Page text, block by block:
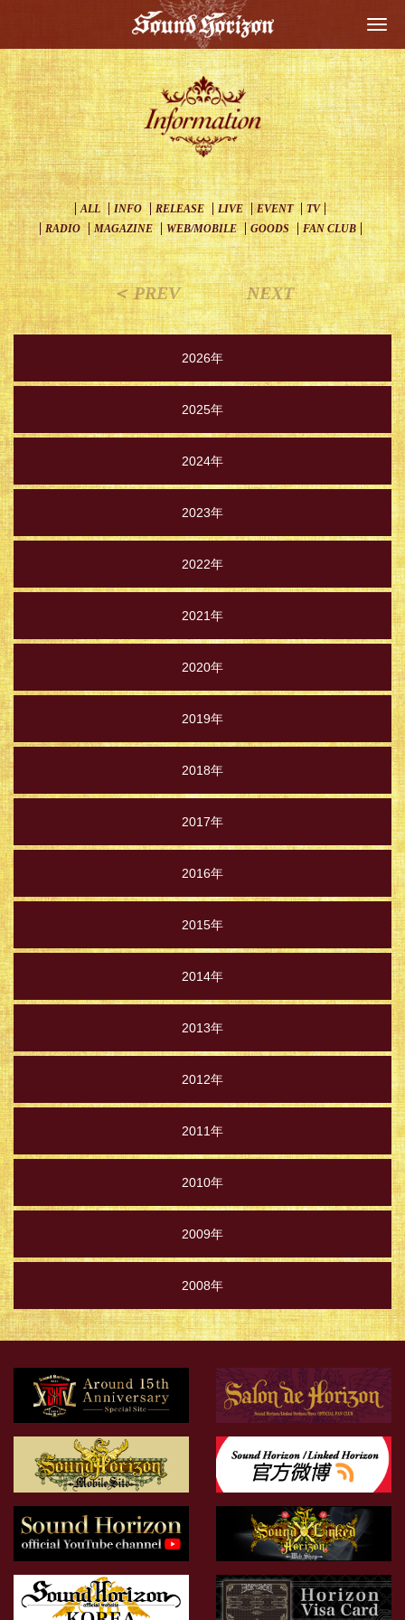
ALL INFO RELEASE LIVE EVENT
TV
RADIO
MAGAZINE WEB/MOBILE GOODS FAN CLUB
＜ PREV NEXT
2026年
2025年
2024年
2023年
2022年
2021年
2020年
2019年
2018年
2017年
2016年
2015年
2014年
2013年
2012年
2011年
2010年
2009年
2008年